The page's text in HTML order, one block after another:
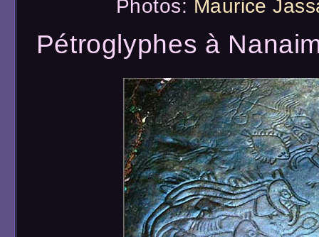
Photos: Maurice
Pétroglyphes à